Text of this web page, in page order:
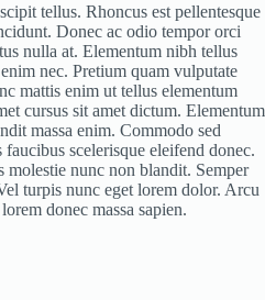
tellus. Rhoncus est pellentesque
Donec ac odio tempor orci
nulla at. Elementum nibh tellus
nec. Pretium quam vulputate
mattis enim ut tellus elementum
cursus sit amet dictum. Elementum
massa enim. Commodo sed
scelerisque eleifend donec.
nunc non blandit. Semper
turpis nunc eget lorem dolor. Arcu
donec massa sapien.